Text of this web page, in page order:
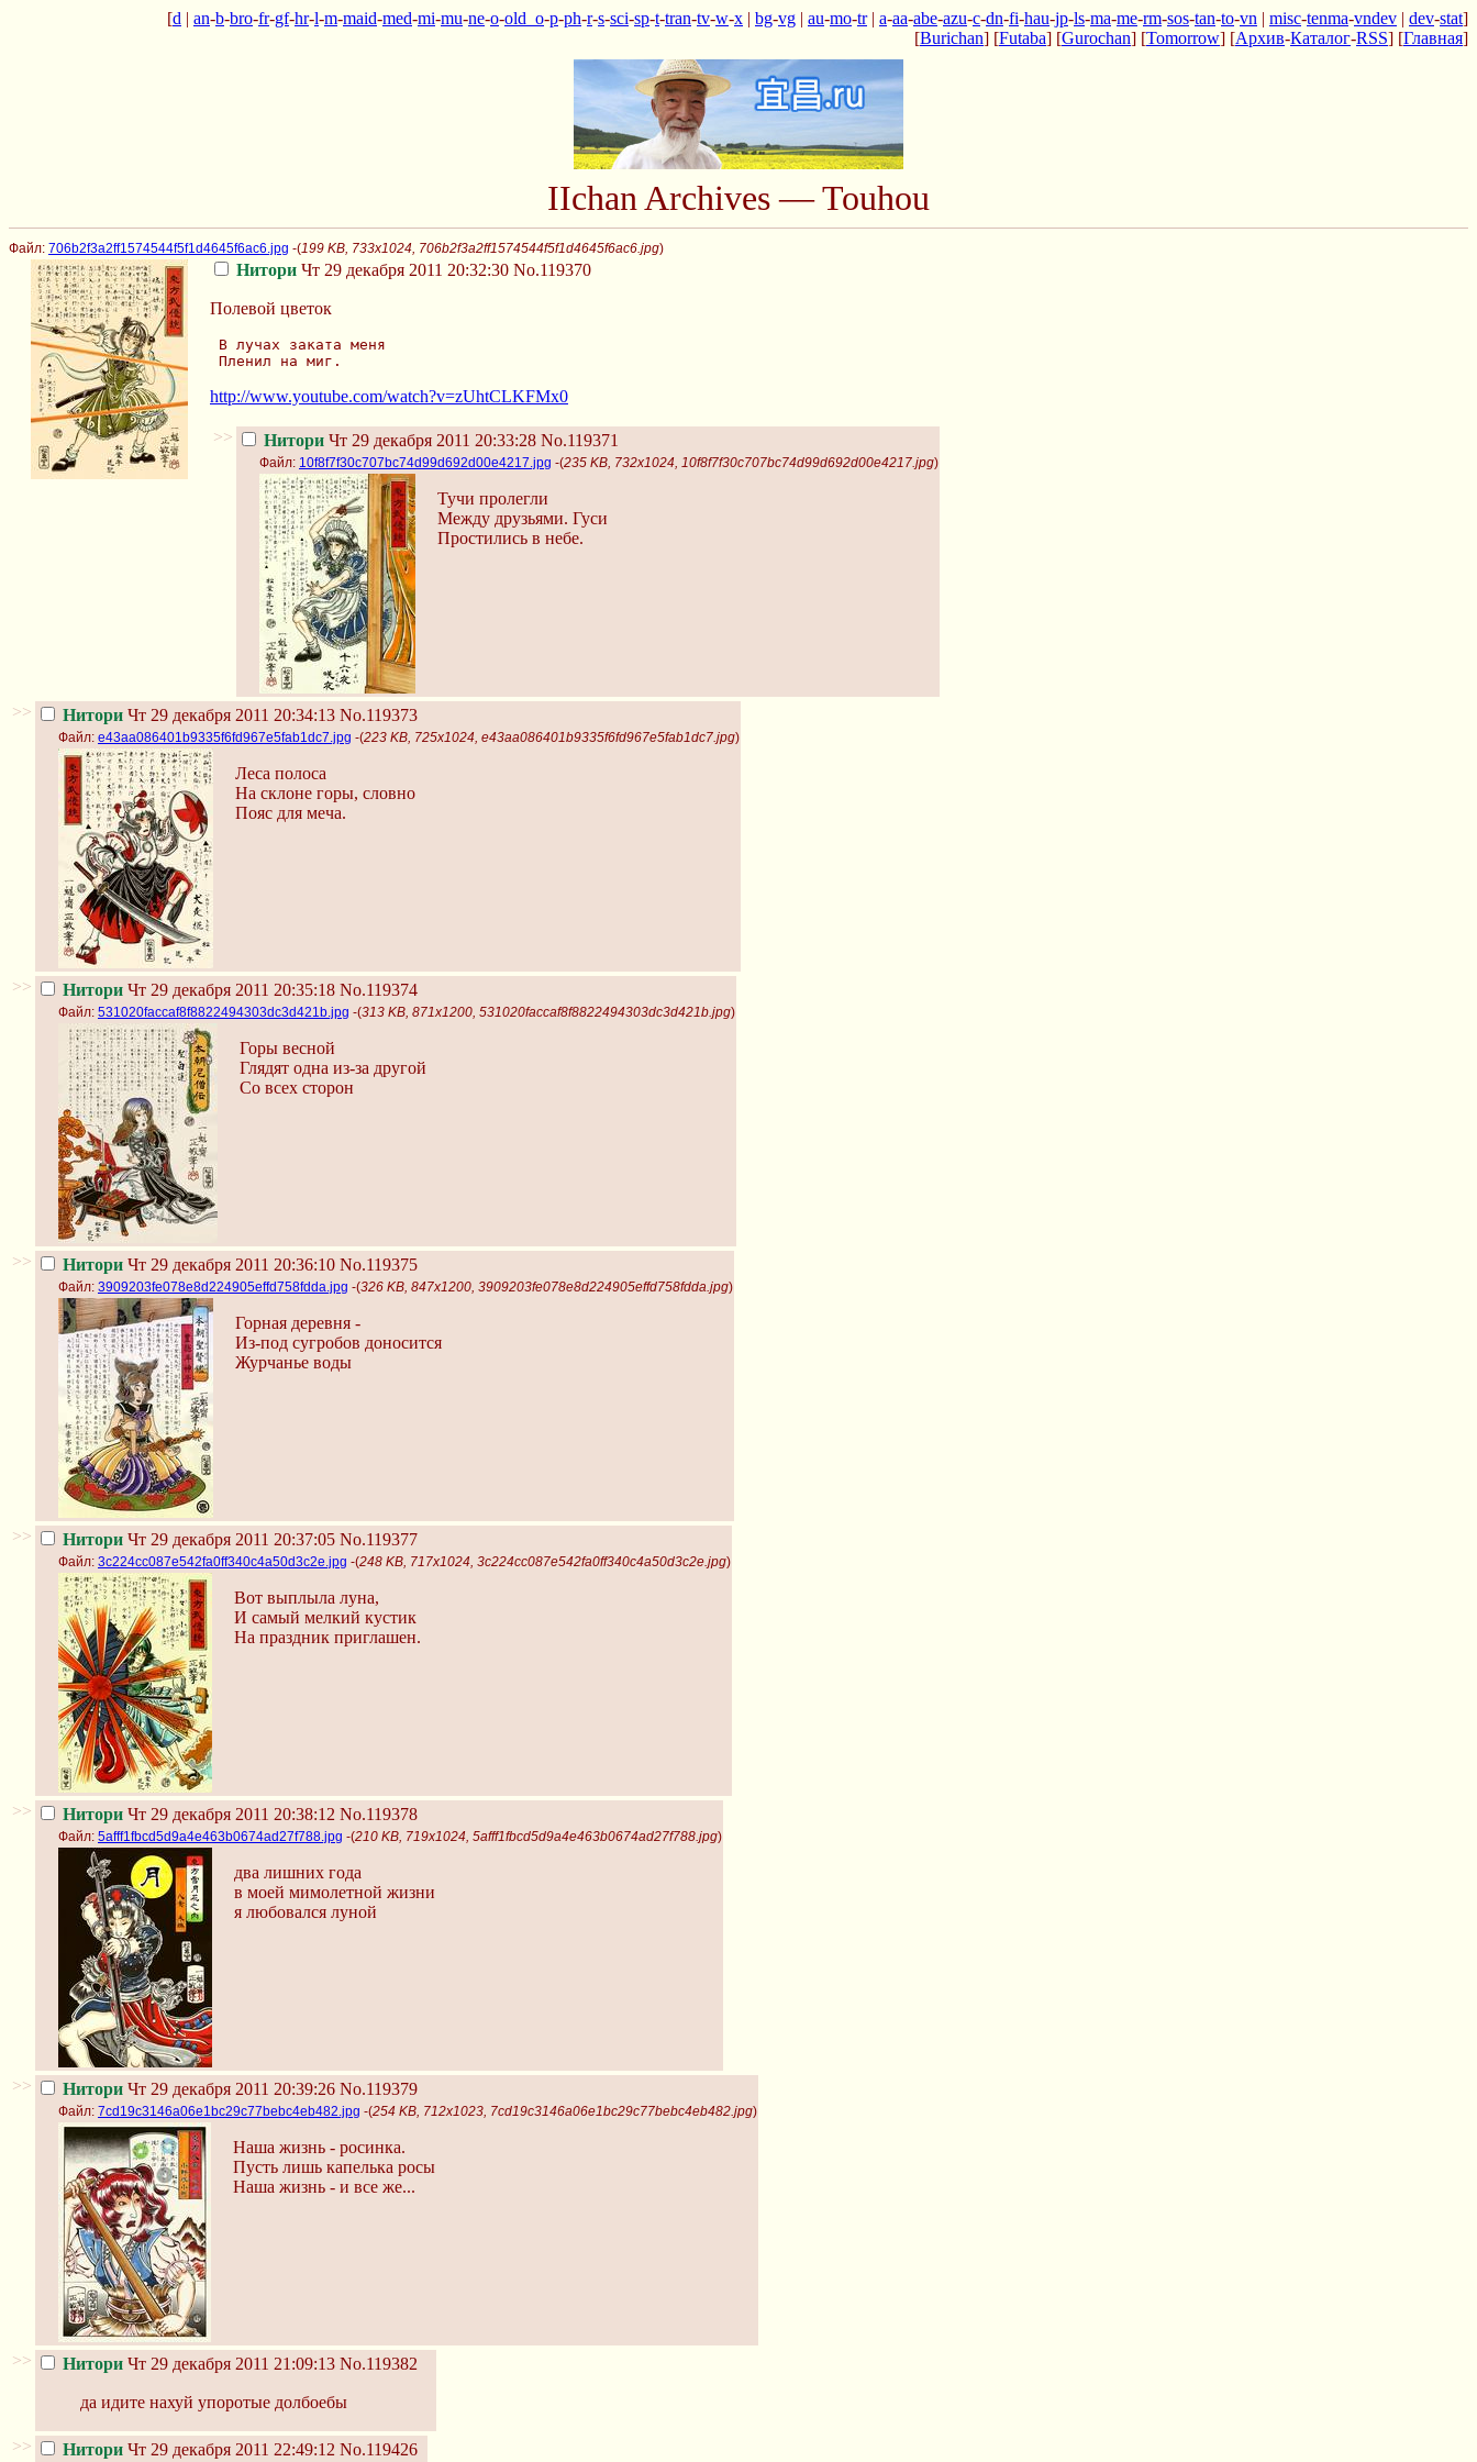
[d | an-b-bro-fr-gf-hr-l-m-maid-med-mi-mu-ne-o-old_o-p-ph-r-s-sci-sp-t-tran-tv-w-x | bg-vg | au-mo-tr| a-aa-abe-azu-c-dn-fi-hau-jp-ls-ma-me-rm-sos-tan-to-vn | misc-tenma-vndev | dev-stat]
[Burichan] [Futaba] [Gurochan] [Tomorrow] [Архив-Каталог-RSS] [Главная]
IIchan Archives — Touhou
Файл: 706b2f3a2ff1574544f5f1d4645f6ac6.jpg -(199 KB, 733x1024, 706b2f3a2ff1574544f5f1d4645f6ac6.jpg)
Нитори Чт 29 декабря 2011 20:32:30 No.119370
Полевой цветок
В лучах заката меня
Пленил на миг.
http://www.youtube.com/watch?v=zUhtCLKFMx0
>> Нитори Чт 29 декабря 2011 20:33:28 No.119371
Файл: 10f8f7f30c707bc74d99d692d00e4217.jpg -(235 KB, 732x1024, 10f8f7f30c707bc74d99d692d00e4217.jpg)
Тучи пролегли
Между друзьями. Гуси
Простились в небе.
>> Нитори Чт 29 декабря 2011 20:34:13 No.119373
Файл: e43aa086401b9335f6fd967e5fab1dc7.jpg -(223 KB, 725x1024, e43aa086401b9335f6fd967e5fab1dc7.jpg)
Леса полоса
На склоне горы, словно
Пояс для меча.
>> Нитори Чт 29 декабря 2011 20:35:18 No.119374
Файл: 531020faccaf8f8822494303dc3d421b.jpg -(313 KB, 871x1200, 531020faccaf8f8822494303dc3d421b.jpg)
Горы весной
Глядят одна из-за другой
Со всех сторон
>> Нитори Чт 29 декабря 2011 20:36:10 No.119375
Файл: 3909203fe078e8d224905effd758fdda.jpg -(326 KB, 847x1200, 3909203fe078e8d224905effd758fdda.jpg)
Горная деревня -
Из-под сугробов доносится
Журчанье воды
>> Нитори Чт 29 декабря 2011 20:37:05 No.119377
Файл: 3c224cc087e542fa0ff340c4a50d3c2e.jpg -(248 KB, 717x1024, 3c224cc087e542fa0ff340c4a50d3c2e.jpg)
Вот выплыла луна,
И самый мелкий кустик
На праздник приглашен.
>> Нитори Чт 29 декабря 2011 20:38:12 No.119378
Файл: 5afff1fbcd5d9a4e463b0674ad27f788.jpg -(210 KB, 719x1024, 5afff1fbcd5d9a4e463b0674ad27f788.jpg)
два лишних года
в моей мимолетной жизни
я любовался луной
>> Нитори Чт 29 декабря 2011 20:39:26 No.119379
Файл: 7cd19c3146a06e1bc29c77bebc4eb482.jpg -(254 KB, 712x1023, 7cd19c3146a06e1bc29c77bebc4eb482.jpg)
Наша жизнь - росинка.
Пусть лишь капелька росы
Наша жизнь - и все же...
>> Нитори Чт 29 декабря 2011 21:09:13 No.119382
да идите нахуй упоротые долбоебы
>> Нитори Чт 29 декабря 2011 22:49:12 No.119426